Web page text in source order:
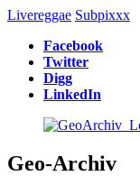
Livereggae Subpixxx
Facebook
Twitter
Digg
LinkedIn
Geo-Archiv